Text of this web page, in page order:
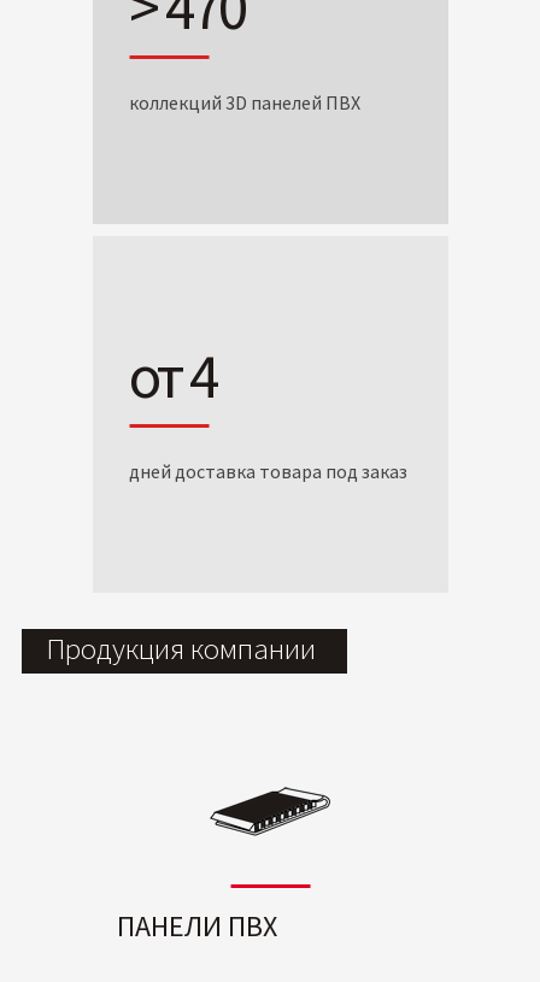
коллекций 3D панелей ПВХ
от 4
дней доставка товара под заказ
Продукция компании
ПАНЕЛИ ПВХ